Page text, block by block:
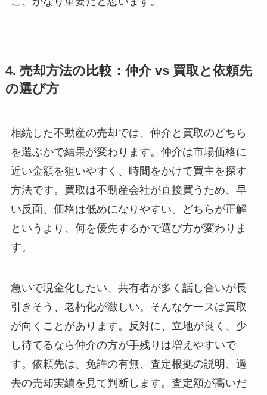
4. 売却方法の比較：仲介 vs 買取と依頼先
の選び方
相続した不動産の売却では、仲介と買取のどちら
を選ぶかで結果が変わります。仲介は市場価格に
近い金額を狙いやすく、時間をかけて買主を探す
方法です。買取は不動産会社が直接買うため、早
い反面、価格は低めになりやすい。どちらが正解
というより、何を優先するかで選び方が変わりま
す。
急いで現金化したい、共有者が多く話し合いが長
引きそう、老朽化が激しい。そんなケースは買取
が向くことがあります。反対に、立地が良く、少
し待てるなら仲介の方が手残りは増えやすいで
す。依頼先は、免許の有無、査定根拠の説明、過
去の売却実績を見て判断します。査定額が高いだ